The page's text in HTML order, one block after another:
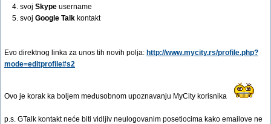
4. svoj Skype username
5. svoj Google Talk kontakt
Evo direktnog linka za unos tih novih polja: http://www.mycity.rs/profile.php?
mode=editprofile#s2
Ovo je korak ka boljem međusobnom upoznavanju MyCity korisnika
p.s. GTalk kontakt neće biti vidljiv neulogovanim posetiocima kako emailove ne